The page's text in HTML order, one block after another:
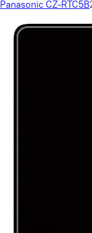
Panasonic CZ-RTC5B